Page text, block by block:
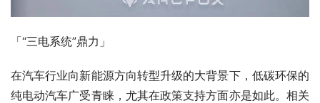
「“三电系统”鼎力」
在汽车行业向新能源方向转型升级的大背景下，低碳环保的
纯电动汽车广受青睐，尤其在政策支持方面亦是如此。相关